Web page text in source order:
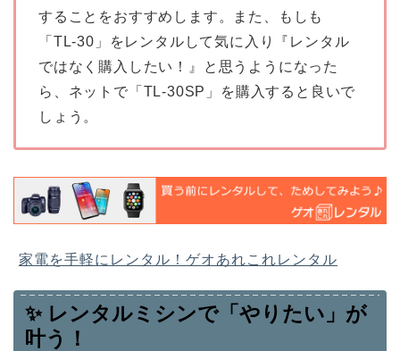
することをおすすめします。また、もしも
「TL-30」をレンタルして気に入り『レンタル
ではなく購入したい！』と思うようになった
ら、ネットで「TL-30SP」を購入すると良いで
しょう。
家電を手軽にレンタル！ゲオあれこれレンタル
✨ レンタルミシンで「やりたい」が
叶う！